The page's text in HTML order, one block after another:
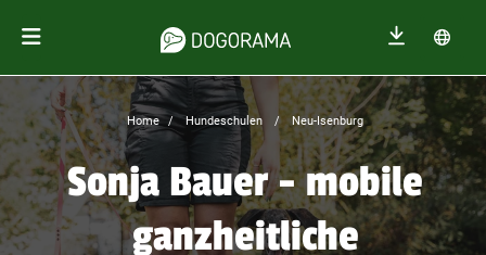
Home Hundeschulen Neu-Isenburg
Sonja Bauer - mobile
ganzheitliche